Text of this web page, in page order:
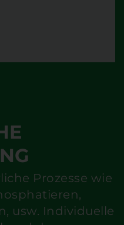
Prozesse wie
usw. Individuelle